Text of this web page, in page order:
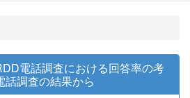
電話調査における回答率の考
調査の結果から